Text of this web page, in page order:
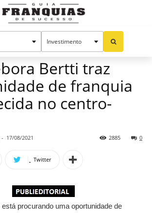
Bertti traz
de franquia
no centro-
- 17/08/2021 0
2885
Twitter
procurando uma oportunidade de